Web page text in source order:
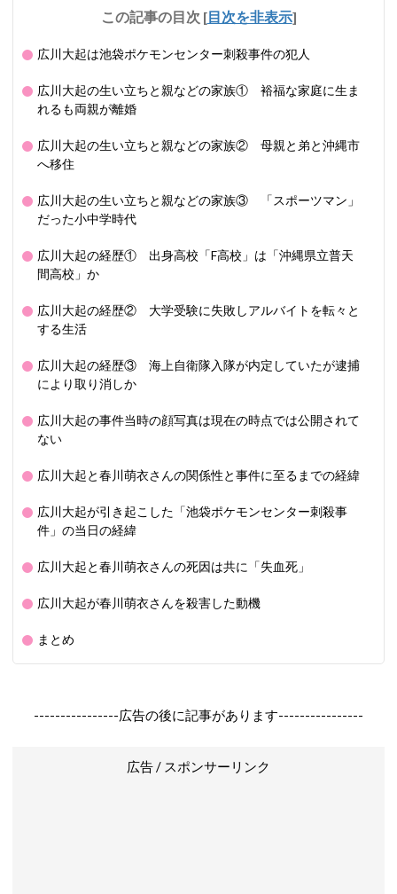
この記事の目次 [目次を非表示]
広川大起は池袋ポケモンセンター刺殺事件の犯人
広川大起の生い立ちと親などの家族① 裕福な家庭に生ま
れるも両親が離婚
広川大起の生い立ちと親などの家族② 母親と弟と沖縄市
へ移住
広川大起の生い立ちと親などの家族③ 「スポーツマン」
だった小中学時代
広川大起の経歴① 出身高校「F高校」は「沖縄県立普天
間高校」か
広川大起の経歴② 大学受験に失敗しアルバイトを転々と
する生活
広川大起の経歴③ 海上自衛隊入隊が内定していたが逮捕
により取り消しか
広川大起の事件当時の顔写真は現在の時点では公開されて
ない
広川大起と春川萌衣さんの関係性と事件に至るまでの経緯
広川大起が引き起こした「池袋ポケモンセンター刺殺事
件」の当日の経緯
広川大起と春川萌衣さんの死因は共に「失血死」
広川大起が春川萌衣さんを殺害した動機
まとめ
----------------広告の後に記事があります----------------
広告 / スポンサーリンク